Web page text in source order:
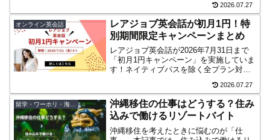
補助の条件や支給タイミング、サポート
内容まで詳しく解説します。
2026.07.27
オンライン英会話
レアジョブ英会話が初月1円！特
別期間限定キャンペーンまとめ
レアジョブ英会話が2026年7月31日まで
「初月1円キャンペーン」を実施していま
す！ネイティブパスを除く全プラン対
件や注意点をわかりやすく解説します。
2026.07.27
留学・ワーホリ・海外移住
沖縄移住の仕事はどうする？住み
込みで働けるリゾートバイト
沖縄移住を考えたときに悩むのが「仕